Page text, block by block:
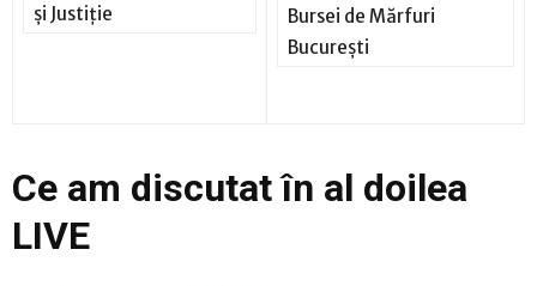
și Justiție
Bursei de Mărfuri
București
Ce am discutat în al doilea
LIVE